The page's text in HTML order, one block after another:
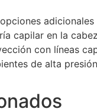
adicionales
capilar en la
con líneas
de alta